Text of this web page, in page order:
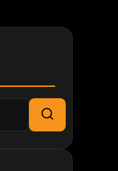
Cerca